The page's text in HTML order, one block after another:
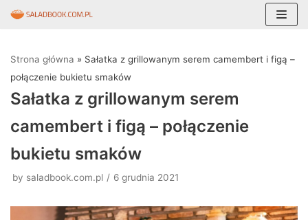
do
treści
Strona główna » Sałatka z grillowanym serem camembert i figą –
połączenie bukietu smaków
Sałatka z grillowanym serem
camembert i figą – połączenie
bukietu smaków
by saladbook.com.pl 6 grudnia 2021